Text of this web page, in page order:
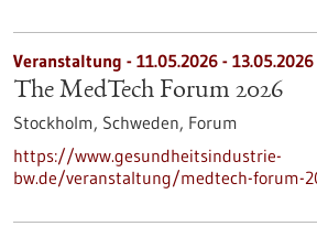
Veranstaltung - 11.05.2026 - 13.05.2026
The MedTech Forum 2026
Stockholm, Schweden, Forum
https://www.gesundheitsindustrie-
bw.de/veranstaltung/medtech-forum-